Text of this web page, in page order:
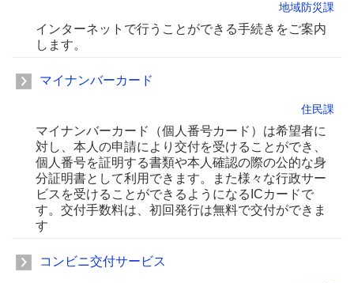
地域防災課
インターネットで行うことができる手続きをご案内
します。
マイナンバーカード
住民課
マイナンバーカード（個人番号カード）は希望者に
対し、本人の申請により交付を受けることができ、
個人番号を証明する書類や本人確認の際の公的な身
分証明書として利用できます。また様々な行政サー
ビスを受けることができるようになるICカードで
す。交付手数料は、初回発行は無料で交付ができま
す
コンビニ交付サービス